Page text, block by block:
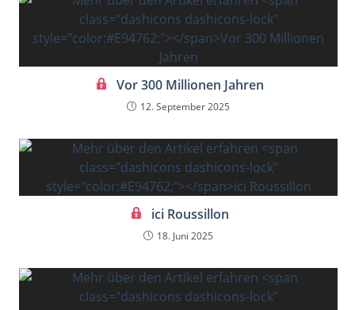
Vor 300 Millionen Jahren
12. September 2025
ici Roussillon
18. Juni 2025